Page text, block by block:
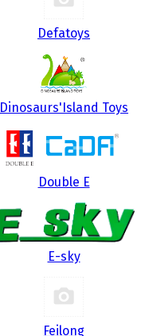
Defatoys
Dinosaurs'Island Toys
Double E
E-sky
Feilong